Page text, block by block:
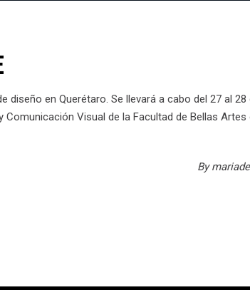
en Querétaro. Se llevará a cabo del 27 al
Visual de la Facultad de Bellas
By